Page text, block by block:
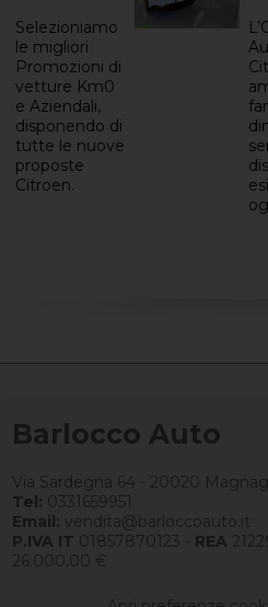
Selezioniamo
le migliori
Promozioni di
vetture Km0
e Aziendali,
disponendo di
tutte le nuove
proposte
Citroen.
Barlocco Auto
Via Sardegna 64 - 20020
Tel: 0331659951
Email: vendita@barloccoauto.it
P.IVA IT 01857870123 - REA
26.000,00 €